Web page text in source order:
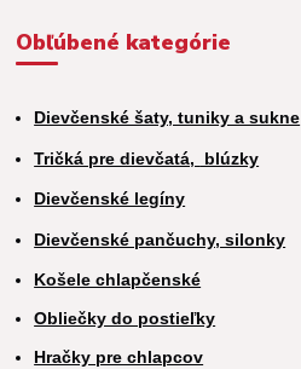
Obľúbené kategórie
Dievčenské šaty, tuniky a sukne
Tričká pre dievčatá, blúzky
Dievčenské legíny
Dievčenské pančuchy, silonky
Košele chlapčenské
Obliečky do postieľky
Hračky pre chlapcov